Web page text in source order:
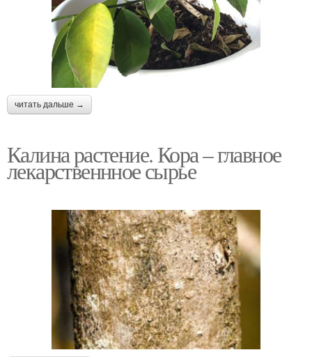
читать дальше →
Калина растение. Кора – главное
лекарственнное сырье